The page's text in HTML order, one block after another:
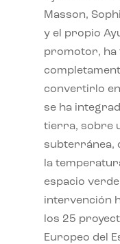
Masson,
y el propio
promotor, ha
convertirlo
se ha
tierra, sobre
subterránea,
la
espacio
intervención
los 25
Europeo del